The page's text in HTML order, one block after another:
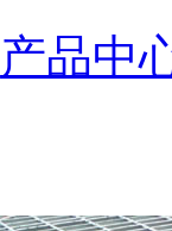
产品中